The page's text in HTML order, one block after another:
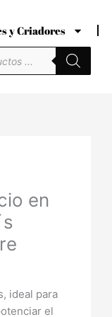
y Criadores
en
ideal para
el